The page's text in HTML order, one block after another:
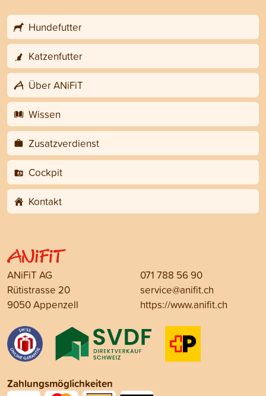
Hundefutter
Katzenfutter
Über ANiFiT
Wissen
Zusatzverdienst
Cockpit
Kontakt
ANiFiT AG
Rütistrasse 20
9050 Appenzell
071 788 56 90
service@anifit.ch
https://www.anifit.ch
Zahlungsmöglichkeiten